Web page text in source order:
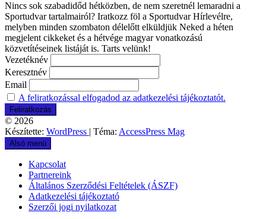
Nincs sok szabadidőd hétközben, de nem szeretnél lemaradni a
Sportudvar tartalmairól? Iratkozz föl a Sportudvar Hírlevélre,
melyben minden szombaton délelőtt elküldjük Neked a héten
megjelent cikkeket és a hétvége magyar vonatkozású
közvetítéseinek listáját is. Tarts velünk!
Vezetéknév
Keresztnév
Email
A feliratkozással elfogadod az adatkezelési tájékoztatót.
© 2026
Készítette: WordPress | Téma: AccessPress Mag
Alsó menü
Kapcsolat
Partnereink
Általános Szerződési Feltételek (ÁSZF)
Adatkezelési tájékoztató
Szerzői jogi nyilatkozat